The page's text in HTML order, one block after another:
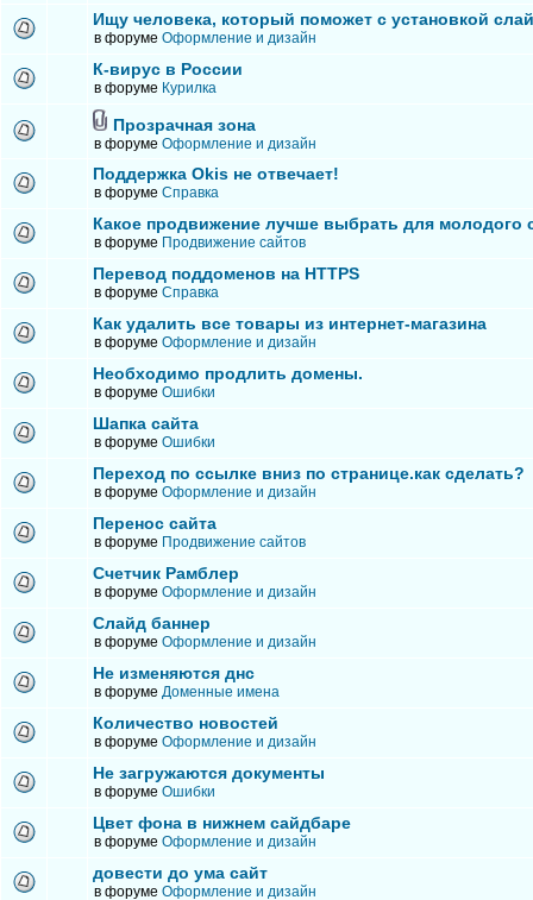
Ищу человека, который поможет с установкой
в форуме Оформление и дизайн
К-вирус в России
в форуме Курилка
Прозрачная зона
в форуме Оформление и дизайн
Поддержка Okis не отвечает!
в форуме Справка
Какое продвижение лучше выбрать для молодого
в форуме Продвижение сайтов
Перевод поддоменов на HTTPS
в форуме Справка
Как удалить все товары из интернет-магазина
в форуме Оформление и дизайн
Необходимо продлить домены.
в форуме Ошибки
Шапка сайта
в форуме Ошибки
Переход по ссылке вниз по странице.как сделать?
в форуме Оформление и дизайн
Перенос сайта
в форуме Продвижение сайтов
Счетчик Рамблер
в форуме Оформление и дизайн
Слайд баннер
в форуме Оформление и дизайн
Не изменяются днс
в форуме Доменные имена
Количество новостей
в форуме Оформление и дизайн
Не загружаются документы
в форуме Ошибки
Цвет фона в нижнем сайдбаре
в форуме Оформление и дизайн
довести до ума сайт
в форуме Оформление и дизайн